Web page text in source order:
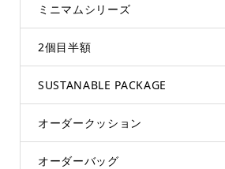
ミニマムシリーズ
2個目半額
SUSTANABLE PACKAGE
オーダークッション
オーダーバッグ